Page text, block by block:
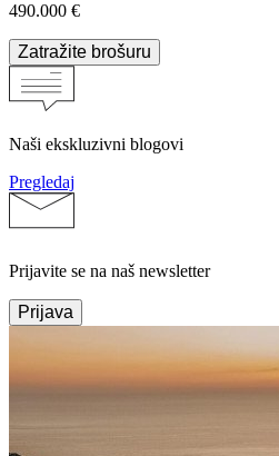
490.000 €
Zatražite brošuru
Naši ekskluzivni blogovi
Pregledaj
Prijavite se na naš newsletter
Prijava